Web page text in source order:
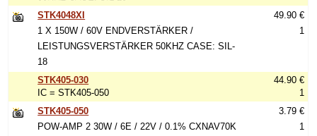
STK4048XI
1 X 150W / 60V ENDVERSTÄRKER /
LEISTUNGSVERSTÄRKER 50KHZ CASE: SIL-
18
49.90 €
1
STK405-030
IC = STK405-050
44.90 €
1
STK405-050
POW-AMP 2 30W / 6E / 22V / 0.1% CXNAV70K
3.79 €
1